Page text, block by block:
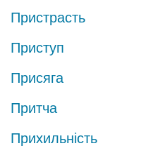
Пристрасть
Приступ
Присяга
Притча
Прихильність